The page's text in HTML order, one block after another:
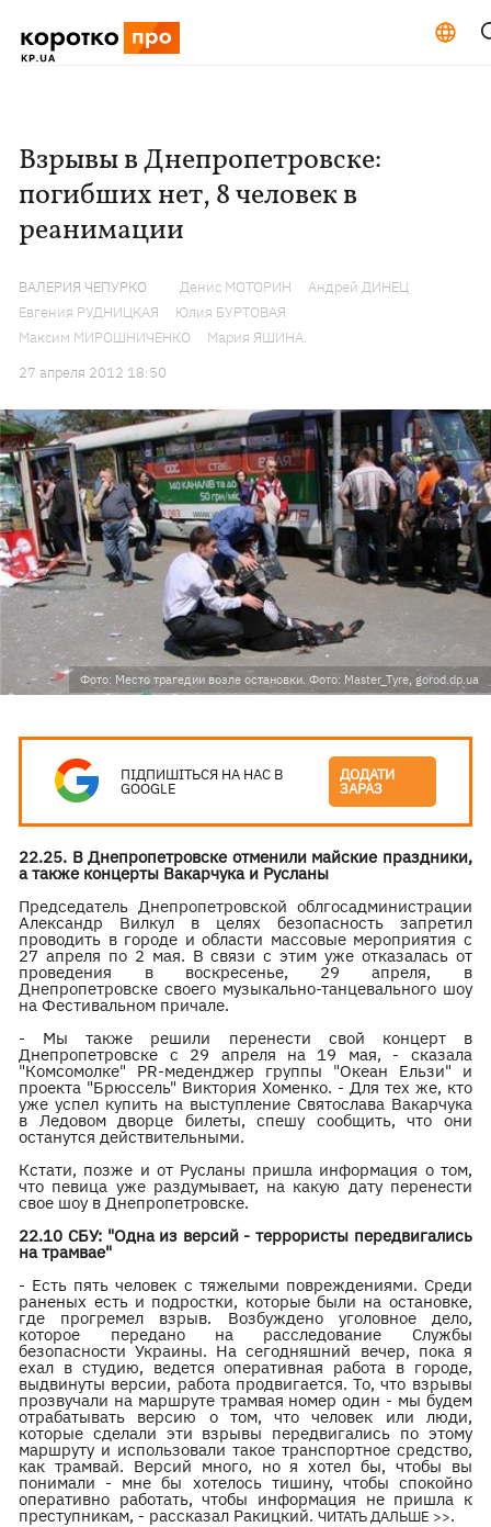
Взрывы в Днепропетровске:
погибших нет, 8 человек в
реанимации
ВАЛЕРИЯ ЧЕПУРКО Денис МОТОРИН
Андрей ДИНЕЦ
Евгения РУДНИЦКАЯ
Юлия БУРТОВАЯ
Максим МИРОШНИЧЕНКО
Мария ЯШИНА.
27 апреля 2012 18:50
Фото: Место трагедии возле остановки. Фото: Master_Tyre, gorod.dp.ua
ПІДПИШІТЬСЯ НА НАС В
GOOGLE
ДОДАТИ
ЗАРАЗ
22.25. В Днепропетровске отменили майские праздники,
а также концерты Вакарчука и Русланы
Председатель Днепропетровской облгосадминистрации
Александр Вилкул в целях безопасность запретил
проводить в городе и области массовые мероприятия с
27 апреля по 2 мая. В связи с этим уже отказалась от
проведения в воскресенье, 29 апреля, в
Днепропетровске своего музыкально-танцевального шоу
на Фестивальном причале.
- Мы также решили перенести свой концерт в
Днепропетровске с 29 апреля на 19 мая, - сказала
"Комсомолке" PR-меденджер группы "Океан Ельзи" и
проекта "Брюссель" Виктория Хоменко. - Для тех же, кто
уже успел купить на выступление Святослава Вакарчука
в Ледовом дворце билеты, спешу сообщить, что они
останутся действительными.
Кстати, позже и от Русланы пришла информация о том,
что певица уже раздумывает, на какую дату перенести
свое шоу в Днепропетровске.
22.10 СБУ: "Одна из версий - террористы передвигались
на трамвае"
- Есть пять человек с тяжелыми повреждениями. Среди
раненых есть и подростки, которые были на остановке,
где прогремел взрыв. Возбуждено уголовное дело,
которое передано на расследование Службы
безопасности Украины. На сегодняшний вечер, пока я
ехал в студию, ведется оперативная работа в городе,
выдвинуты версии, работа продвигается. То, что взрывы
прозвучали на маршруте трамвая номер один - мы будем
отрабатывать версию о том, что человек или люди,
которые сделали эти взрывы передвигались по этому
маршруту и использовали такое транспортное средство,
как трамвай. Версий много, но я хотел бы, чтобы вы
понимали - мне бы хотелось тишину, чтобы спокойно
оперативно работать, чтобы информация не пришла к
преступникам, - рассказал Ракицкий.ЧИТАТЬ ДАЛЬШЕ >>.